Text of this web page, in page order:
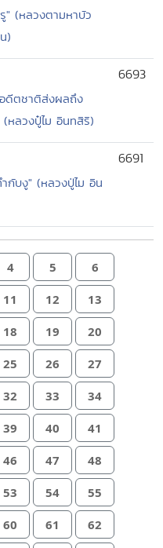
" (หลวงตามหาบัว
)
ดีตชาติส่งผลถึง
หลวงปู๋ไม อินทสิริ)
6693
กับงู" (หลวงปู่ไม อิน
6691
4 5 6
11 12 13
18 19 20
25 26 27
32 33 34
39 40 41
46 47 48
53 54 55
60 61 62